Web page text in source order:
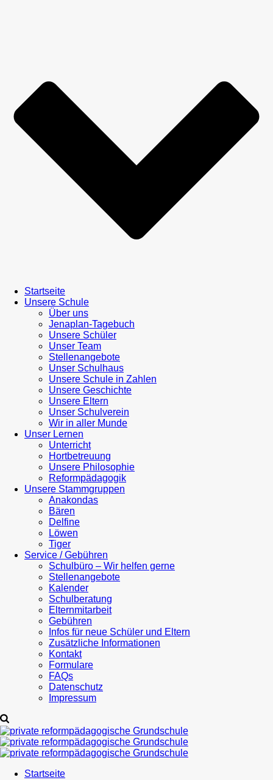
Startseite
Unsere Schule
Über uns
Jenaplan-Tagebuch
Unsere Schüler
Unser Team
Stellenangebote
Unser Schulhaus
Unsere Schule in Zahlen
Unsere Geschichte
Unsere Eltern
Unser Schulverein
Wir in aller Munde
Unser Lernen
Unterricht
Hortbetreuung
Unsere Philosophie
Reformpädagogik
Unsere Stammgruppen
Anakondas
Bären
Delfine
Löwen
Tiger
Service / Gebühren
Schulbüro – Wir helfen gerne
Stellenangebote
Kalender
Schulberatung
Elternmitarbeit
Gebühren
Infos für neue Schüler und Eltern
Zusätzliche Informationen
Kontakt
Formulare
FAQs
Datenschutz
Impressum
Startseite